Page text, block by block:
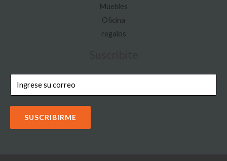
Muebles
Oficina
regalos
SUSCRIBIRME